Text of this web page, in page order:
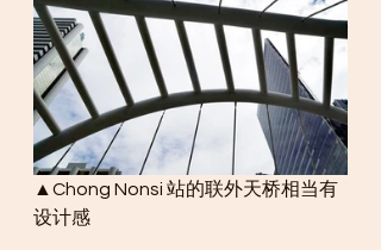
▲Chong Nonsi 站的联外天桥相当有
设计感